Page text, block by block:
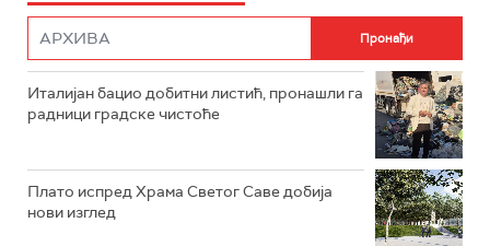
Италијан бацио добитни листић, пронашли га
радници градске чистоће
Плато испред Храма Светог Саве добија
нови изглед